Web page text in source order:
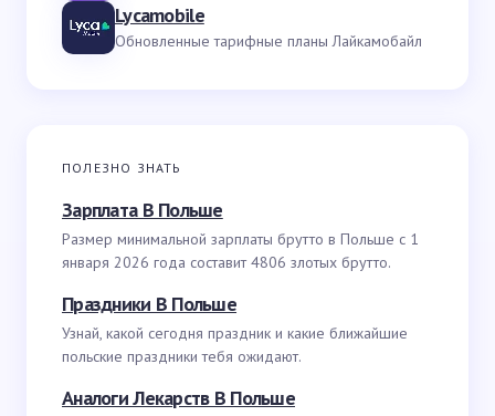
Lycamobile
Обновленные тарифные планы Лайкамобайл
ПОЛЕЗНО ЗНАТЬ
Зарплата В Польше
Размер минимальной зарплаты брутто в Польше с 1
января 2026 года составит 4806 злотых брутто.
Праздники В Польше
Узнай, какой сегодня праздник и какие ближайшие
польские праздники тебя ожидают.
Аналоги Лекарств В Польше